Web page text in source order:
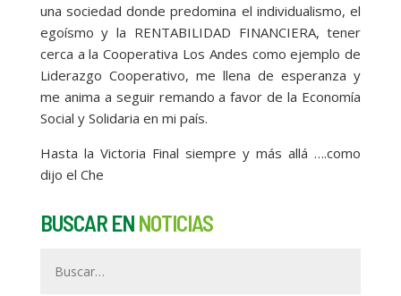
una sociedad donde predomina el individualismo, el
egoísmo y la RENTABILIDAD FINANCIERA, tener
cerca a la Cooperativa Los Andes como ejemplo de
Liderazgo Cooperativo, me llena de esperanza y
me anima a seguir remando a favor de la Economía
Social y Solidaria en mi país.
Hasta la Victoria Final siempre y más allá ….como
dijo el Che
BUSCAR EN NOTICIAS